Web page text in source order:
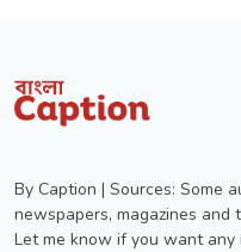
By Caption | Sources: Some
newspapers, magazines and
Let me know if you want any